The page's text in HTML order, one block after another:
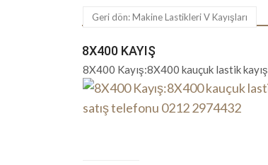
Geri dön: Makine Lastikleri V Kayışları
8X400 KAYIŞ
8X400 Kayış:8X400 kauçuk lastik kayış